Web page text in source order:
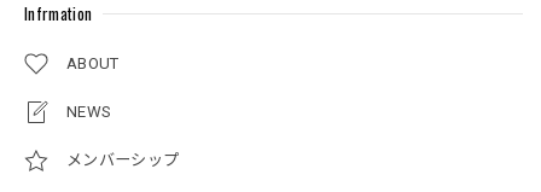
Infrmation
ABOUT
NEWS
メンバーシップ